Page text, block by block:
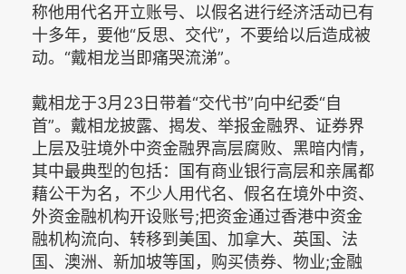
称他用代名开立账号、以假名进行经济活动已有
十多年，要他“反思、交代”，不要给以后造成被
动。“戴相龙当即痛哭流涕”。
戴相龙于3月23日带着“交代书”向中纪委“自
首”。戴相龙披露、揭发、举报金融界、证券界
上层及驻境外中资金融界高层腐败、黑暗内情，
其中最典型的包括：国有商业银行高层和亲属都
藉公干为名，不少人用代名、假名在境外中资、
外资金融机构开设账号;把资金通过香港中资金
融机构流向、转移到美国、加拿大、英国、法
国、澳洲、新加坡等国，购买债券、物业;金融